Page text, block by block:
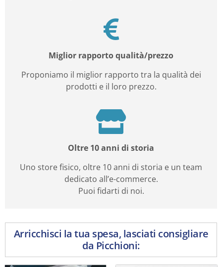
Miglior rapporto qualità/prezzo
Proponiamo il miglior rapporto tra la qualità dei
prodotti e il loro prezzo.
Oltre 10 anni di storia
Uno store fisico, oltre 10 anni di storia e un team
dedicato all’e-commerce.
Puoi fidarti di noi.
Arricchisci la tua spesa, lasciati consigliare
da Picchioni: